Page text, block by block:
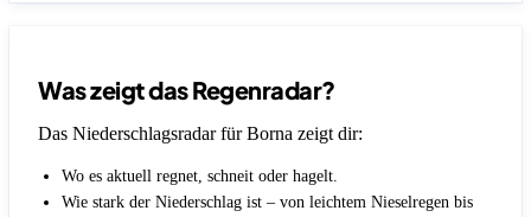
Was zeigt das Regenradar?
Das Niederschlagsradar für Borna zeigt dir:
Wo es aktuell regnet, schneit oder hagelt.
Wie stark der Niederschlag ist – von leichtem Nieselregen bis